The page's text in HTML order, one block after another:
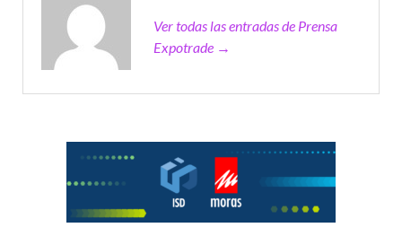
Ver todas las entradas de Prensa
Expotrade →